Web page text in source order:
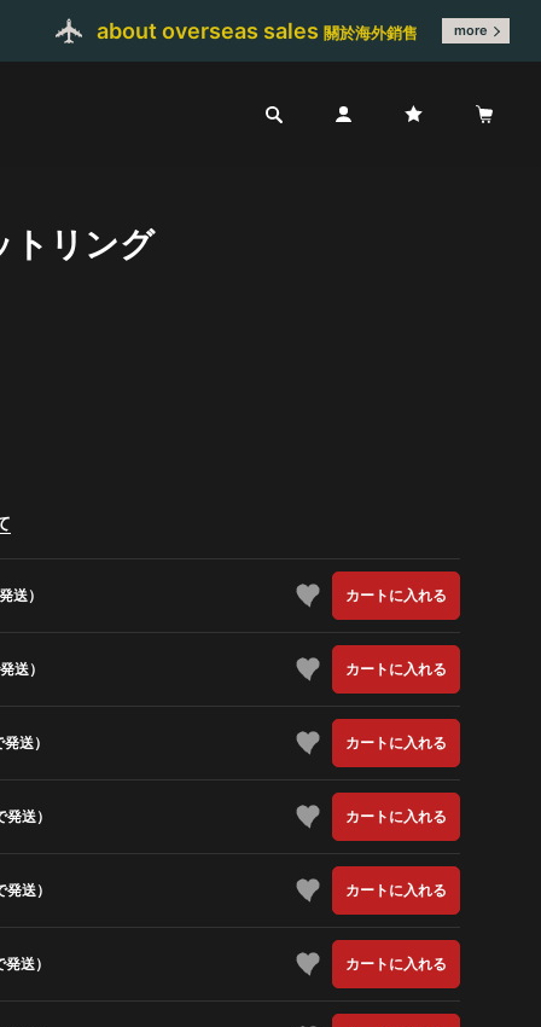
about overseas sales 關於海外銷售 more
トリング
送） カートに入れる
送） カートに入れる
送） カートに入れる
送） カートに入れる
送） カートに入れる
送） カートに入れる